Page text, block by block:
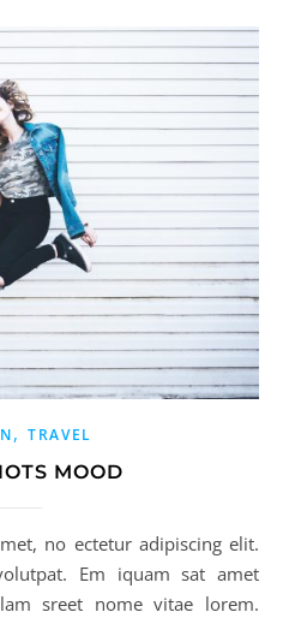
, TRAVEL
MOOD
Em iquam sat amet
sreet nome vitae lorem.